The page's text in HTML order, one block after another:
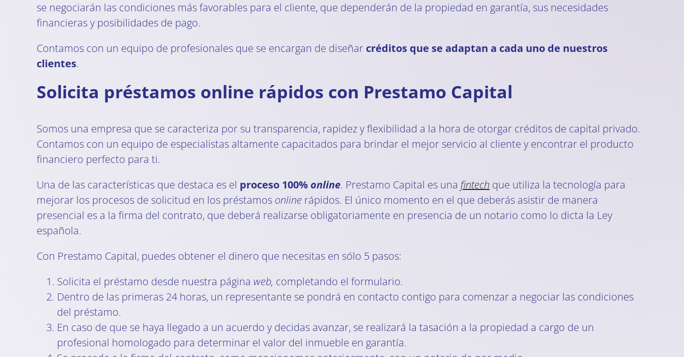
se negociarán las condiciones más favorables para el cliente, que dependerán de la propiedad en garantía, sus necesidades
financieras y posibilidades de pago.
Contamos con un equipo de profesionales que se encargan de diseñar créditos que se adaptan a cada uno de nuestros
clientes.
Solicita préstamos online rápidos con Prestamo Capital
Somos una empresa que se caracteriza por su transparencia, rapidez y flexibilidad a la hora de otorgar créditos de capital privado.
Contamos con un equipo de especialistas altamente capacitados para brindar el mejor servicio al cliente y encontrar el producto
financiero perfecto para ti.
Una de las características que destaca es el proceso 100% online. Prestamo Capital es una fintech que utiliza la tecnología para
mejorar los procesos de solicitud en los préstamos onlinerápidos. El único momento en el que deberás asistir de manera
presencial es a la firma del contrato, que deberá realizarse obligatoriamente en presencia de un notario como lo dicta la Ley
española.
Con Prestamo Capital, puedes obtener el dinero que necesitas en sólo 5 pasos:
Solicita el préstamo desde nuestra página web, completando el formulario.
Dentro de las primeras 24 horas, un representante se pondrá en contacto contigo para comenzar a negociar las condiciones
del préstamo.
En caso de que se haya llegado a un acuerdo y decidas avanzar, se realizará la tasación a la propiedad a cargo de un
profesional homologado para determinar el valor del inmueble en garantía.